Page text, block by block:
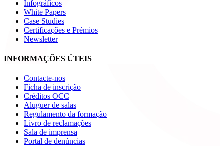
Infográficos
White Papers
Case Studies
Certificações e Prémios
Newsletter
INFORMAÇÕES ÚTEIS
Contacte-nos
Ficha de inscrição
Créditos OCC
Aluguer de salas
Regulamento da formação
Livro de reclamações
Sala de imprensa
Portal de denúncias